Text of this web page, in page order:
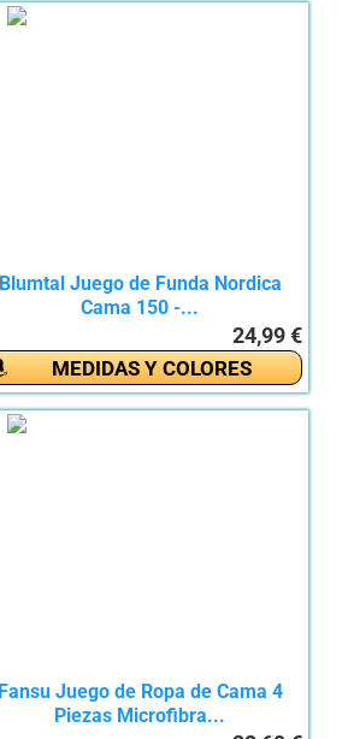
Blumtal Juego de Funda Nordica
Cama 150 -...
24,99 €
MEDIDAS Y COLORES
Fansu Juego de Ropa de Cama 4
Piezas Microfibra...